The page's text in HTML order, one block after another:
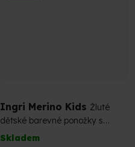
Ingri Merino Kids Žluté
dětské barevné ponožky s
nižším úpletem
Skladem